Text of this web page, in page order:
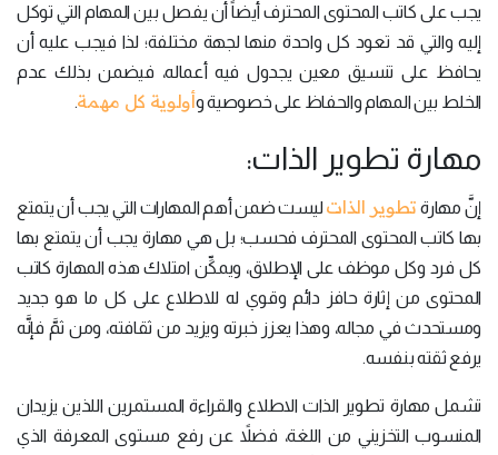
يجب على كاتب المحتوى المحترف أيضاً أن يفصل بين المهام التي توكل
إليه والتي قد تعود كل واحدة منها لجهة مختلفة؛ لذا فيجب عليه أن
يحافظ على تنسيق معين يجدول فيه أعماله، فيضمن بذلك عدم
الخلط بين المهام والحفاظ على خصوصية وأولوية كل مهمة.
مهارة تطوير الذات:
إنَّ مهارة تطوير الذات ليست ضمن أهم المهارات التي يجب أن يتمتع
بها كاتب المحتوى المحترف فحسب؛ بل هي مهارة يجب أن يتمتع بها
كل فرد وكل موظف على الإطلاق، ويمكِّن امتلاك هذه المهارة كاتب
المحتوى من إثارة حافز دائم وقوي له للاطلاع على كل ما هو جديد
ومستحدث في مجاله، وهذا يعزز خبرته ويزيد من ثقافته، ومن ثمَّ فإنَّه
يرفع ثقته بنفسه.
تشمل مهارة تطوير الذات الاطلاع والقراءة المستمرين اللذين يزيدان
المنسوب التخزيني من اللغة، فضلاً عن رفع مستوى المعرفة الذي